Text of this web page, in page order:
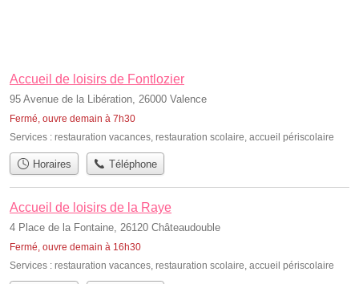
Accueil de loisirs de Fontlozier
95 Avenue de la Libération, 26000 Valence
Fermé, ouvre demain à 7h30
Services : restauration vacances restauration scolaire accueil périscolaire
Horaires Téléphone
Accueil de loisirs de la Raye
4 Place de la Fontaine, 26120 Châteaudouble
Fermé, ouvre demain à 16h30
Services : restauration vacances, restauration scolaire, accueil périscolaire